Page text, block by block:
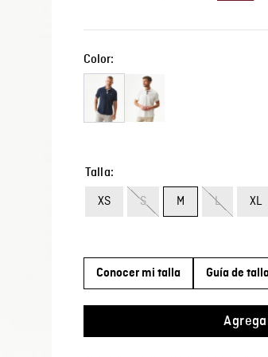
Color:
Talla
XS S M L XL
Conocer mi talla Guía de